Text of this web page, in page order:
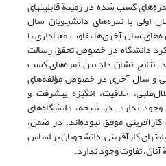
کسب شده در زمینة قابلیتهای
اولی با نمره‌های دانشجویان سال
سال آخری‌ها تفاوت معناداری با
دانشگاه در خصوص تحقق رسالت
نتایج نشان داد بین نمره‌های کسب
و سال آخری در خصوص مؤلفه‌های
خلاقیت، انگیزه پیشرفت و
ندارد. در نتیجه، دانشگاه‌های
موفق نبوده‌اند. در ضمن،
کارآفرینی دانشجویان بر اساس
تفاوت وجود ندارد.